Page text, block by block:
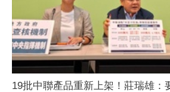
19批中聯產品重新上架！莊瑞雄：